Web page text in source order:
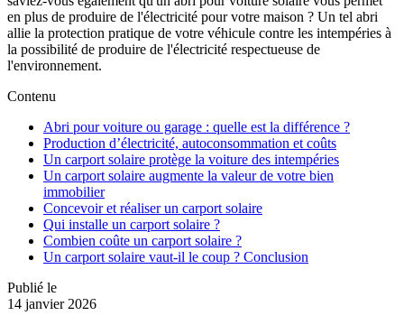
en plus de produire de l'électricité pour votre maison ? Un tel abri
allie la protection pratique de votre véhicule contre les intempéries à
la possibilité de produire de l'électricité respectueuse de
l'environnement.
Contenu
Abri pour voiture ou garage : quelle est la différence ?
Production d’électricité, autoconsommation et coûts
Un carport solaire protège la voiture des intempéries
Un carport solaire augmente la valeur de votre bien
immobilier
Concevoir et réaliser un carport solaire
Qui installe un carport solaire ?
Combien coûte un carport solaire ?
Un carport solaire vaut-il le coup ? Conclusion
Publié le
14 janvier 2026